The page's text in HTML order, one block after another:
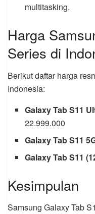
multitasking.
Harga
Series di
Berikut daftar harga
Indonesia:
Galaxy Tab S11
22.999.000
Galaxy Tab S11
Galaxy Tab S11
Kesimpulan
Samsung Galaxy Tab